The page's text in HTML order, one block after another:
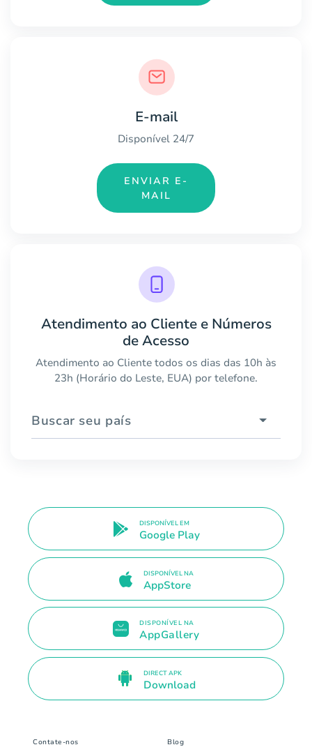
E-mail
Disponível 24/7
ENVIAR E-
MAIL
Atendimento ao Cliente e Números
de Acesso
Atendimento ao Cliente todos os dias das 10h às
23h (Horário do Leste, EUA) por telefone.
Buscar seu país
DISPONÍVEL EM
Google Play
DISPONÍVEL NA
AppStore
DISPONÍVEL NA
AppGallery
DIRECT APK
Download
Contate-nos Blog